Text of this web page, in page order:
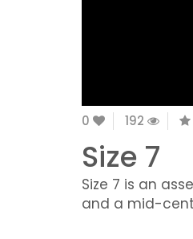
0 192
Size 7
Size 7 is an
and a mid-